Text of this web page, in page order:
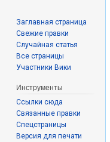
Заглавная страница
Свежие правки
Случайная статья
Все страницы
Участники Вики
Инструменты
Ссылки сюда
Связанные правки
Спецстраницы
Версия для печати